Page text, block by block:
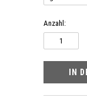
Anzahl: